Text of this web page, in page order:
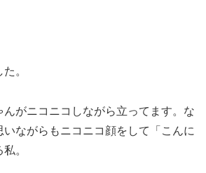
。
んがニコニコしながら立ってます。な
いながらもニコニコ顔をして「こんに
。